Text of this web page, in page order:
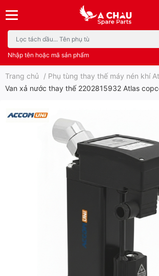
Nhập tên hoặc mã sản phẩm
Trang chủ / Phụ tùng thay thế máy nén khí
Van xả nước thay thế 2202815932 Atlas